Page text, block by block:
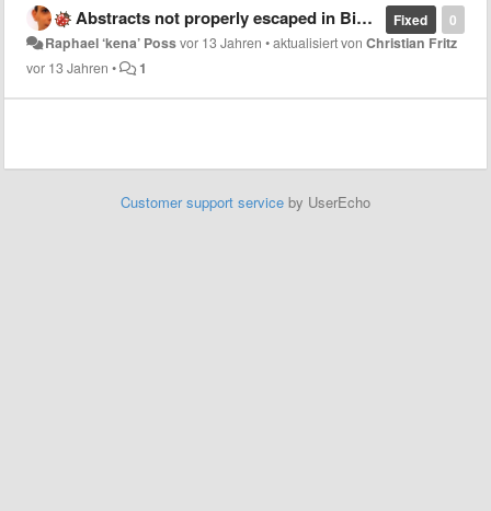
0
Fixed
Abstracts not properly escaped in BibBase v3
Raphael ‘kena’ Possvor 13 Jahren •aktualisiert vonChristian Fritz
vor 13 Jahren • 1
Customer support service by UserEcho